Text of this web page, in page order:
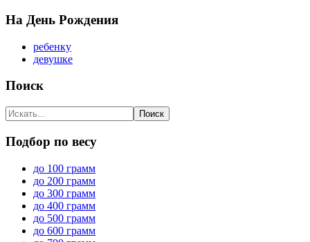
На День Рождения
ребенку
девушке
Поиск
Подбор по весу
до 100 грамм
до 200 грамм
до 300 грамм
до 400 грамм
до 500 грамм
до 600 грамм